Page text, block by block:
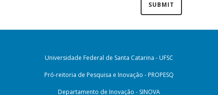
Universidade Federal de Santa Catarina - UFSC
Pró-reitoria de Pesquisa e Inovação - PROPESQ
Departamento de Inovação - SINOVA